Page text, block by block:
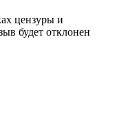
цензуры и
будет отклонен